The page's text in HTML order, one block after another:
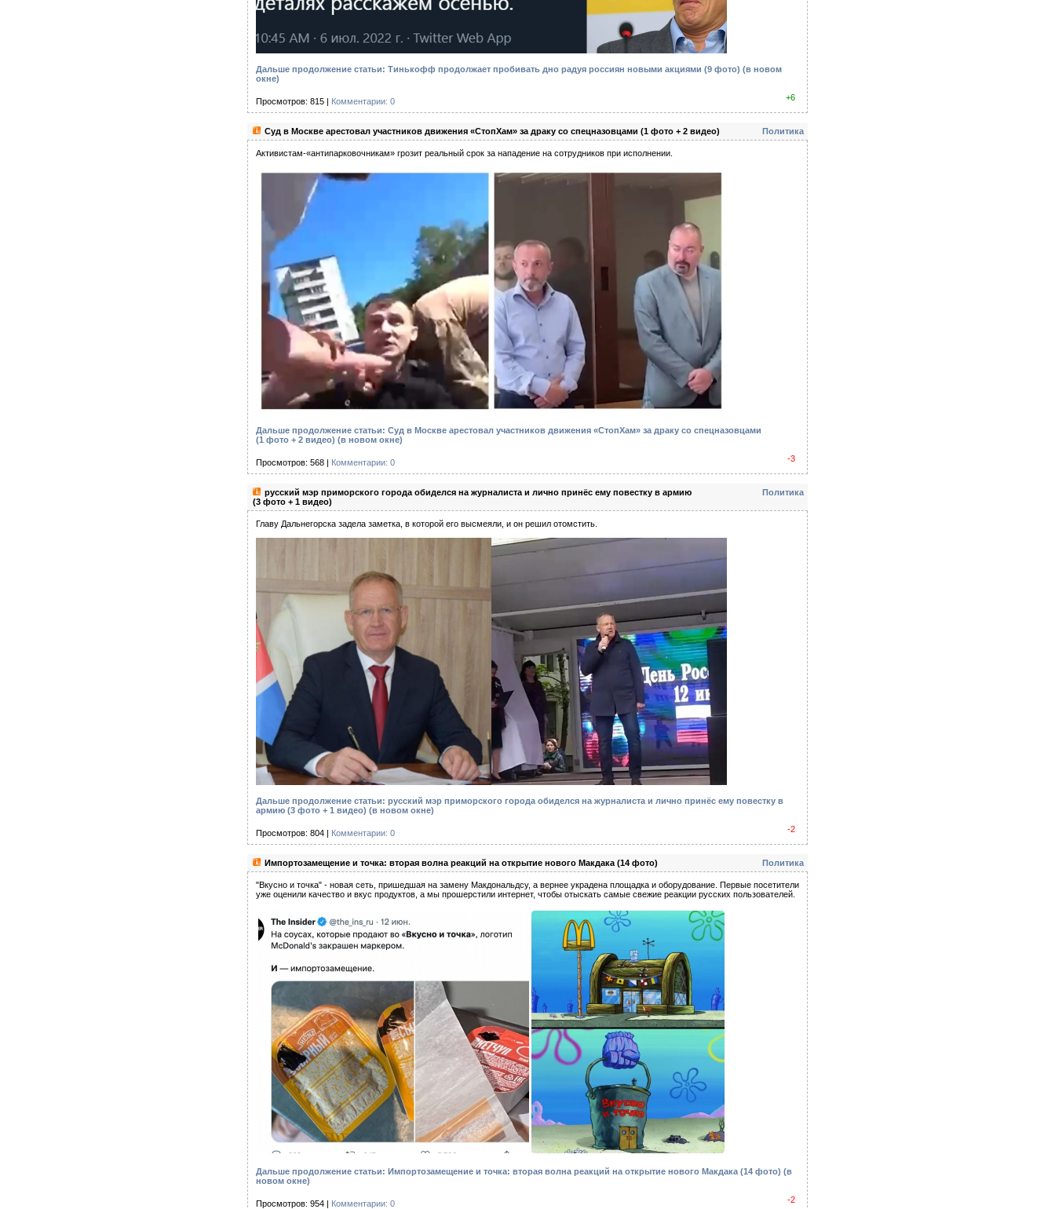
Дальше продолжение статьи: Тинькофф продолжает пробивать дно радуя россиян новыми акциями (9 фото) (в новом
окне)
Просмотров: 815 | Комментарии: 0 +6
Политика
Суд в Москве арестовал участников движения «СтопХам» за драку со спецназовцами (1 фото + 2 видео)
Активистам-«антипарковочникам» грозит реальный срок за нападение на сотрудников при исполнении.
Дальше продолжение статьи: Суд в Москве арестовал участников движения «СтопХам» за драку со спецназовцами
(1 фото + 2 видео) (в новом окне)
Просмотров: 568 | Комментарии: 0 -3
Политика
русский мэр приморского города обиделся на журналиста и лично принёс ему повестку в армию
(3 фото + 1 видео)
Главу Дальнегорска задела заметка, в которой его высмеяли, и он решил отомстить.
Дальше продолжение статьи: русский мэр приморского города обиделся на журналиста и лично принёс ему повестку в
армию (3 фото + 1 видео) (в новом окне)
Просмотров: 804 | Комментарии: 0 -2
Политика
Импортозамещение и точка: вторая волна реакций на открытие нового Макдака (14 фото)
"Вкусно и точка" - новая сеть, пришедшая на замену Макдональдсу, а вернее украдена площадка и оборудование. Первые посетители
уже оценили качество и вкус продуктов, а мы прошерстили интернет, чтобы отыскать самые свежие реакции русских пользователей.
Дальше продолжение статьи: Импортозамещение и точка: вторая волна реакций на открытие нового Макдака (14 фото) (в
новом окне)
Просмотров: 954 | Комментарии: 0 -2